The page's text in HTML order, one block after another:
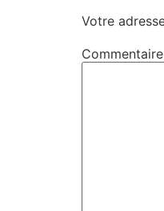
Votre
Commentaire